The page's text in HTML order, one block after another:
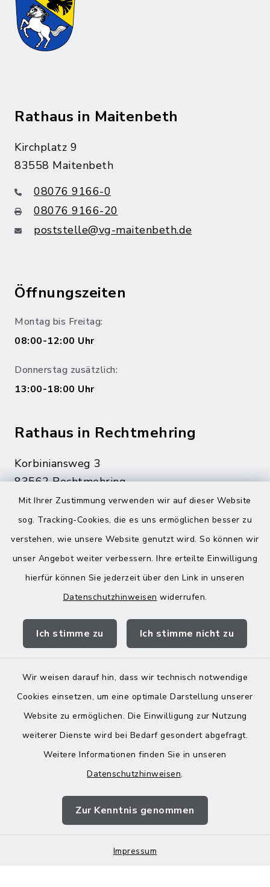
Mit Ihrer Zustimmung verwenden wir auf dieser Website
sog. Tracking-Cookies, die es uns ermöglichen besser zu
verstehen, wie unsere Website genutzt wird. So können wir
unser Angebot weiter verbessern. Ihre erteilte Einwilligung
hierfür können Sie jederzeit über den Link in unseren
Datenschutzhinweisen widerrufen.
Ich stimme zu Ich stimme nicht zu
Wir weisen darauf hin, dass wir technisch notwendige
Cookies einsetzen, um eine optimale Darstellung unserer
Website zu ermöglichen. Die Einwilligung zur Nutzung
weiterer Dienste wird bei Bedarf gesondert abgefragt.
Weitere Informationen finden Sie in unseren
Datenschutzhinweisen.
Zur Kenntnis genommen
Impressum
Rathaus in Maitenbeth
Kirchplatz 9
83558 Maitenbeth
08076 9166-0
08076 9166-20
poststelle@vg-maitenbeth.de
Öffnungszeiten
Montag bis Freitag:
08:00-12:00 Uhr
Donnerstag zusätzlich:
13:00-18:00 Uhr
Rathaus in Rechtmehring
Korbiniansweg 3
83562 Rechtmehring
08076 499
08076 8595
poststelle@vg-maitenbeth.de
Landratsamt Mühldorf
Barrierefreiheit
Impressum
Sitemap